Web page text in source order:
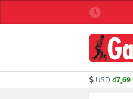
yasa tartışmalarla
başladı
USD 47,69